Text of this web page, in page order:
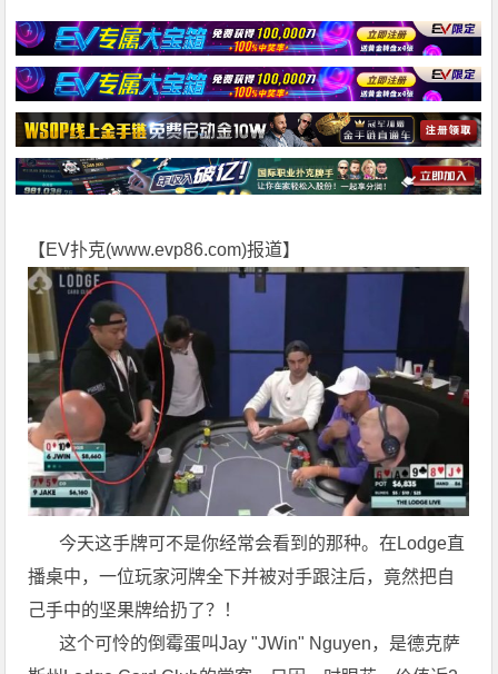
【EV扑克(www.evp86.com)报道】
今天这手牌可不是你经常会看到的那种。在Lodge直
播桌中，一位玩家河牌全下并被对手跟注后，竟然把自
己手中的坚果牌给扔了？！
这个可怜的倒霉蛋叫Jay "JWin" Nguyen，是德克萨